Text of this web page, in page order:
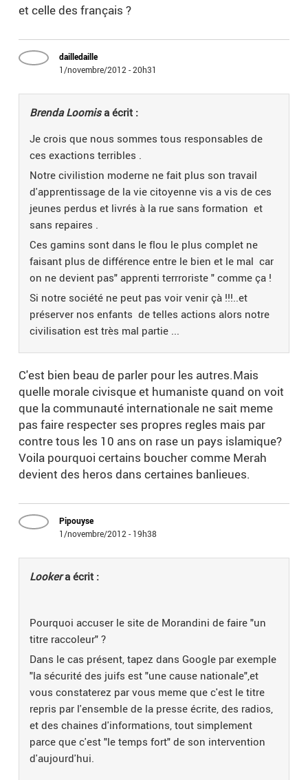
et celle des français ?
dailledaille
1/novembre/2012 - 20h31
Brenda Loomisa écrit :
Je crois que nous sommes tous responsables de
ces exactions terribles .
Notre civilistion moderne ne fait plus son travail
d'apprentissage de la vie citoyenne vis a vis de ces
jeunes perdus et livrés à la rue sans formation et
sans repaires .
Ces gamins sont dans le flou le plus complet ne
faisant plus de différence entre le bien et le mal car
on ne devient pas" apprenti terrroriste " comme ça !
Si notre société ne peut pas voir venir çà !!!..et
préserver nos enfants de telles actions alors notre
civilisation est très mal partie ...
C'est bien beau de parler pour les autres.Mais
quelle morale civisque et humaniste quand on voit
que la communauté internationale ne sait meme
pas faire respecter ses propres regles mais par
contre tous les 10 ans on rase un pays islamique?
Voila pourquoi certains boucher comme Merah
devient des heros dans certaines banlieues.
Pipouyse
1/novembre/2012 - 19h38
Lookera écrit :
Pourquoi accuser le site de Morandini de faire "un
titre raccoleur" ?
Dans le cas présent, tapez dans Google par exemple
"la sécurité des juifs est "une cause nationale",et
vous constaterez par vous meme que c'est le titre
repris par l'ensemble de la presse écrite, des radios,
et des chaines d'informations, tout simplement
parce que c'est "le temps fort" de son intervention
d'aujourd'hui.